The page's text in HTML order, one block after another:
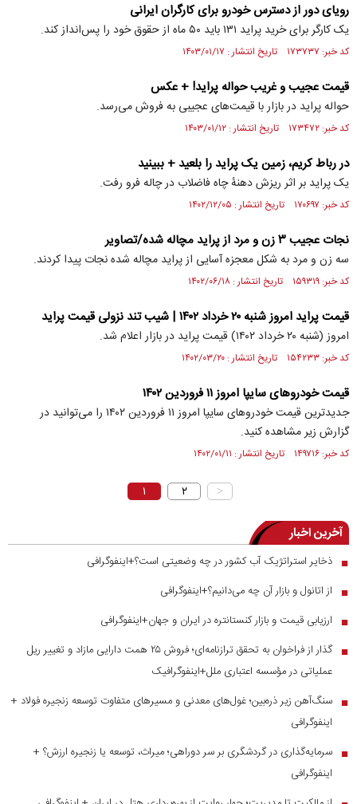
رویای دور از دسترس خودرو برای کارگران ایرانی
یک کارگر برای خرید پراید ۱۳۱ باید ۵۰ ماه از حقوق خود را پس‌انداز کند.
کد خبر: ۱۷۳۷۳۷ تاریخ انتشار : ۱۴۰۳/۰۱/۱۷
قیمت عجیب و غریب حواله پراید! + عکس
حواله پراید در بازار با قیمت‌های عجیبی به فروش می‌رسد.
کد خبر: ۱۷۳۴۷۲ تاریخ انتشار : ۱۴۰۳/۰۱/۱۲
در رباط کریم، زمین یک پراید را بلعید + ببینید
یک پراید بر اثر ریزش دهنهٔ چاه فاضلاب در چاله فرو رفت.
کد خبر: ۱۷۰۶۹۷ تاریخ انتشار : ۱۴۰۲/۱۲/۰۵
نجات عجیب ۳ زن و مرد از پراید مچاله شده/تصاویر
سه زن و مرد به شکل معجزه آسایی از پراید مچاله شده نجات پیدا کردند.
کد خبر: ۱۵۹۳۱۹ تاریخ انتشار : ۱۴۰۲/۰۶/۱۸
قیمت پراید امروز شنبه ۲۰ خرداد ۱۴۰۲ | شیب تند نزولی قیمت پراید
امروز (شنبه ۲۰ خرداد ۱۴۰۲) قیمت پراید در بازار اعلام شد.
کد خبر: ۱۵۴۲۳۳ تاریخ انتشار : ۱۴۰۲/۰۳/۲۰
قیمت خودرو‌های سایپا امروز ۱۱ فروردین ۱۴۰۲
جدیدترین قیمت خودرو‌های سایپا امروز ۱۱ فروردین ۱۴۰۲ را می‌توانید در
گزارش زیر مشاهده کنید.
کد خبر: ۱۴۹۷۱۶ تاریخ انتشار : ۱۴۰۲/۰۱/۱۱
۱ ۲ >
آخرین اخبار
■ ذخایر استراتژیک آب کشور در چه وضعیتی است؟+اینفوگرافی
■ از اتانول و بازار آن چه می‌دانیم؟+اینفوگرافی
■ ارزیابی قیمت و بازار کنستانتره در ایران و جهان+اینفوگرافی
■
گذار از فراخوان به تحقق ترازنامه‌ای؛ فروش ۲۵ همت دارایی مازاد و تغییر ریل
عملیاتی در مؤسسه اعتباری ملل+اینفوگرافیک
■ سنگ‌آهن زیر ذره‌بین؛ غول‌های معدنی و مسیر‌های متفاوت توسعه زنجیره فولاد +
اینفوگرافی
■ سرمایه‌گذاری در گردشگری بر سر دوراهی؛ میراث، توسعه یا زنجیره ارزش؟ +
اینفوگرافی